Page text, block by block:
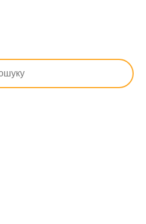
Лінезолідин табл. в/о 600 мг №10